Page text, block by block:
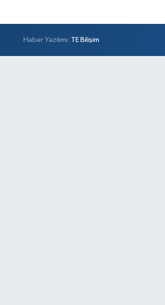
Haber Yazılımı: TE Bilişim